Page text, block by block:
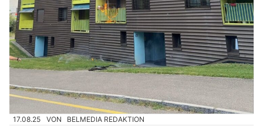
17.08.25 VON BELMEDIA REDAKTION